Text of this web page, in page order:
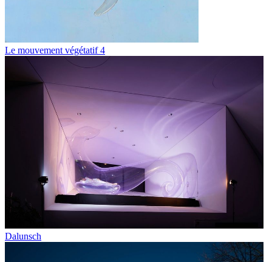
Le mouvement végétatif 4
Dalunsch